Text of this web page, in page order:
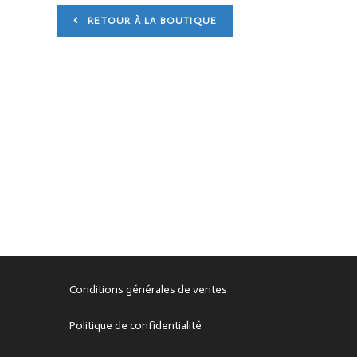
RETOUR À LA BOUTIQUE
Conditions générales de ventes
Politique de confidentialité